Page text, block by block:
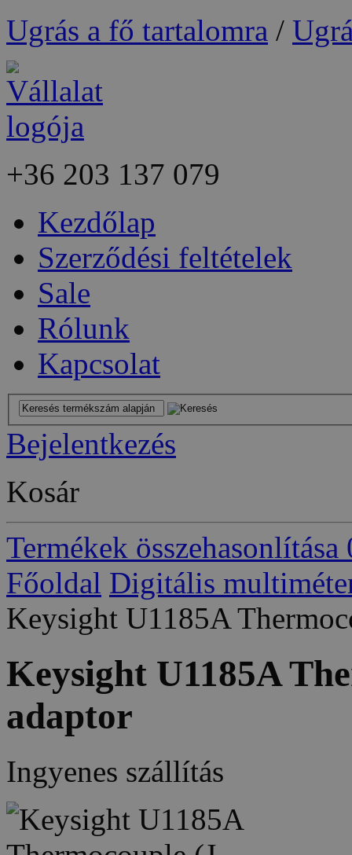
Ugrás a fő tartalomra /
+36 203 137 079
Kezdőlap
Szerződési feltételek
Sale
Rólunk
Kapcsolat
Bejelentkezés
Kosár
Termékek összehasonlítása
Főoldal Digitális
Keysight U1185A
Keysight U1185A
adaptor
Ingyenes szállítás